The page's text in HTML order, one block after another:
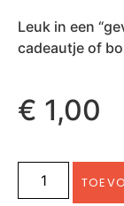
Leuk in een
cadeautje of
€ 1,00